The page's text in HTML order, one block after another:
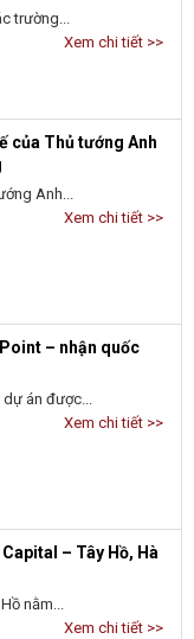
trường...
Xem chi tiết >>
của Thủ tướng Anh
Anh...
Xem chi tiết >>
– nhận quốc
án được...
Xem chi tiết >>
– Tây Hồ, Hà
nằm...
Xem chi tiết >>